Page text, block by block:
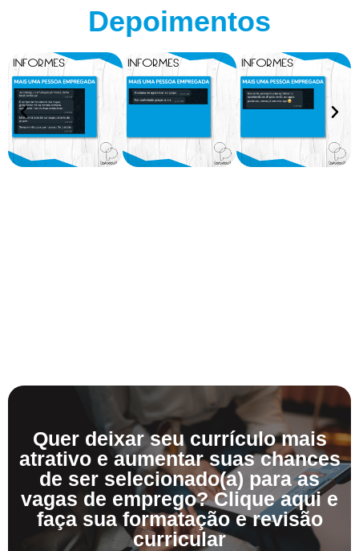
Depoimentos
Quer deixar seu currículo mais
atrativo e aumentar suas chances
de ser selecionado(a) para as
vagas de emprego? Clique aqui e
faça sua formatação e revisão
curricular